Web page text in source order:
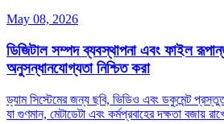
May 08, 2026
ডিজিটাল সম্পদ ব্যবস্থাপনা এবং ফাইল
অনুসন্ধানযোগ্যতা নিশ্চিত করা
ড্যাম সিস্টেমের জন্য ছবি, ভিডিও এবং ডকুমেন্ট
যা গুণমান, মেটাডেটা এবং কর্মপ্রবাহের দক্ষতা বজায়